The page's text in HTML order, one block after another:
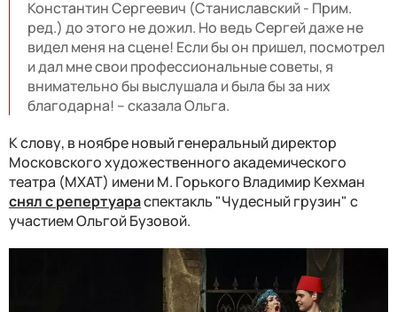
Константин Сергеевич (Станиславский - Прим.
ред.) до этого не дожил. Но ведь Сергей даже не
видел меня на сцене! Если бы он пришел, посмотрел
и дал мне свои профессиональные советы, я
внимательно бы выслушала и была бы за них
благодарна! – сказала Ольга.
К слову, в ноябре новый генеральный директор
Московского художественного академического
театра (МХАТ) имени М. Горького Владимир Кехман
снял с репертуараспектакль "Чудесный грузин" с
участием Ольгой Бузовой.